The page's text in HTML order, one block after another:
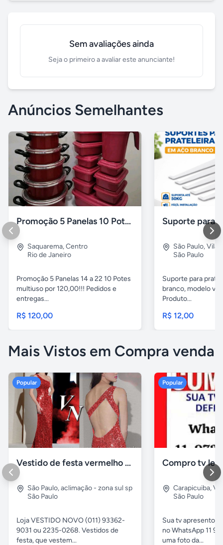
Sem avaliações ainda
Seja o primeiro a avaliar este anunciante!
Anúncios Semelhantes
Promoção 5 Panelas 10 Potes Multiuso
Saquarema,Centro
Rio de Janeiro
Promoção 5 Panelas 14 a 22 10 Potes
multiuso por 120,00!!! Pedidos e
entregas...
R$ 120,00
São Paulo,Vila
São Paulo
Suporte para
branco, modelo
Produto...
R$ 12,00
Mais Vistos em Compra venda
Popular
Vestido de festa vermelho com brilho e pedraria
São Paulo,aclimação - zona sul sp
São Paulo
Loja VESTIDO NOVO (011) 93362-
9031 ou 2235-0268. Vestidos de
festa, que vestem...
Popular
Compro tv
Carapicuiba,
São Paulo
Sua tv apresentou
no WhatsApp 11
uma foto da...